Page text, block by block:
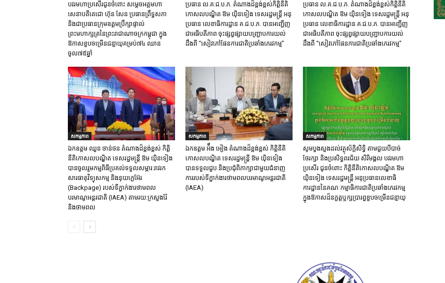
បវរមហាប្រសើរជូនចំពោះ សម្តេចអគ្គមហា
សេនាបតីតេជោ ហ៊ុន សែន ប្រធានព្រឹទ្ធសភា
និងជាប្រធានក្រុមឧត្តមប្រឹក្សាផ្ទាល់
ព្រះមហាក្សត្រនៃព្រះរាជាណាចក្រកម្ពុជា ក្នុង
ឱកាសខួបចម្រើនជន្មាយុគម្រប់៧៤ ឈាន
ចូល៧៥ឆ្នាំ
ប្រធាន ល.គ.ជ.ប.ភ. តំណាង​ដ៏ខ្ពង់ខ្ពស់​កិត្តិនីតិ
កោសលបណ្ឌិត​ ឱម​ យ៉ិនទៀង​ ទេសរដ្ឋមន្រ្តី​ អនុ
ប្រធាន​ លេខាធិការ​ដ្ឋាន​ គ.ជ.ប.ភ​. បានអញ្ជើញ
ជាអធិបតីភាព​ ចុះផ្សព្វផ្សាយ​បញ្ជ្រាប​ការ​យល់​
ដឹង​ពី​ “សៀវភៅផែនការជាតិប្រឆាំងភេរវកម្ម”
ប្រធាន ល.គ.ជ.ប.ភ. តំណាង​ដ៏ខ្ពង់ខ្ពស់​កិត្តិនីតិ
កោសលបណ្ឌិត​ ឱម​ យ៉ិនទៀង​ ទេសរដ្ឋមន្រ្តី​ អនុ
ប្រធាន​ លេខាធិការ​ដ្ឋាន​ គ.ជ.ប.ភ​. បានអញ្ជើញ
ជាអធិបតីភាព​ ចុះផ្សព្វផ្សាយ​បញ្ជ្រាប​ការ​យល់​
ដឹង​ពី​ “សៀវភៅផែនការជាតិប្រឆាំងភេរវកម្ម”
សកម្មភាព
ឯកឧត្តម ឈួន​ ចាន់ថន​ តំណាងដ៏ខ្ពង់ខ្ពស់ កិត្តិ
នីតិកោសលបណ្ឌិត ទេសរដ្ឋមន្ត្រី ឱម យ៉ិនទៀង
បានចូលរួមកម្មពិធីប្រគល់ទទួលសម្ភារ:​រាវរក
សារធាតុវិទ្យុសកម្ម​ និង​នុយក្លេអ៊ែរ​
(Backpage) របស់ទីភ្នាក់ងារថាមពល
បរមាណូអន្តរជាតិ (IAEA) តាមរយ:ក្រសួងរ៉ែ
និងថាមពល​
សកម្មភាព
ឯកឧត្តម អ៉ឹង អៀង តំណាងដ៏ខ្ពង់ខ្ពស់ កិត្តិនីតិ
កោសលបណ្ឌិត ទេសរដ្ឋមន្ត្រី ឱម យ៉ិនទៀង
បានទទួលជួប និងប្រជុំពិភាក្សាជាមួយជំនាញ
ការរបស់ទីភ្នាក់ងារថាមពលបរមាណូអន្តរជាតិ
(IAEA)
សកម្មភាព
សូមបួងសួងដល់វត្ថុស័ក្តិសិទ្ធិ តាមជួយបីបាច់
ថែរក្សា និងប្រសិទ្ធពរជ័យ សិរីមង្គល បវរមហា
ប្រសើរ ជូនចំពោះ កិត្តិនីតិកោសលបណ្ឌិត ឱម
យ៉ិនទៀង ទេសរដ្ឋមន្រ្តី អនុប្រធានលេខាធិ
ការដ្ឋាននៃគណៈកម្មាធិការជាតិប្រឆាំងភេរវកម្ម
ក្នុងឱកាសដ៏នក្ខត្តឬក្សប្រារព្ធខួបចម្រើនជន្មាយុ